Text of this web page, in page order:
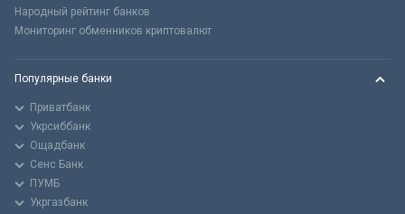
Народный рейтинг банков
Мониторинг обменников криптовалют
Популярные банки
Приватбанк
Укрсиббанк
Ощадбанк
Сенс Банк
ПУМБ
Укргазбанк